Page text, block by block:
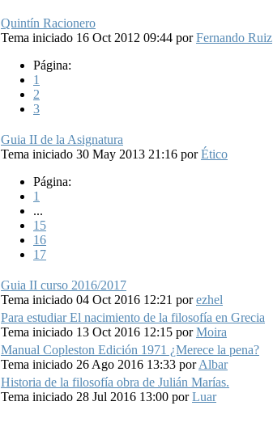
Quintín Racionero
Tema iniciado 16 Oct 2012 09:44 porFernando Ruiz
Página:
1
2
3
Guia II de la Asignatura
Tema iniciado 30 May 2013 21:16 porÉtico
Página:
1
...
15
16
17
Guia II curso 2016/2017
Tema iniciado 04 Oct 2016 12:21 porezhel
Para estudiar El nacimiento de la filosofía en Grecia
Tema iniciado 13 Oct 2016 12:15 porMoira
Manual Copleston Edición 1971 ¿Merece la pena?
Tema iniciado 26 Ago 2016 13:33 porAlbar
Historia de la filosofía obra de Julián Marías.
Tema iniciado 28 Jul 2016 13:00 porLuar